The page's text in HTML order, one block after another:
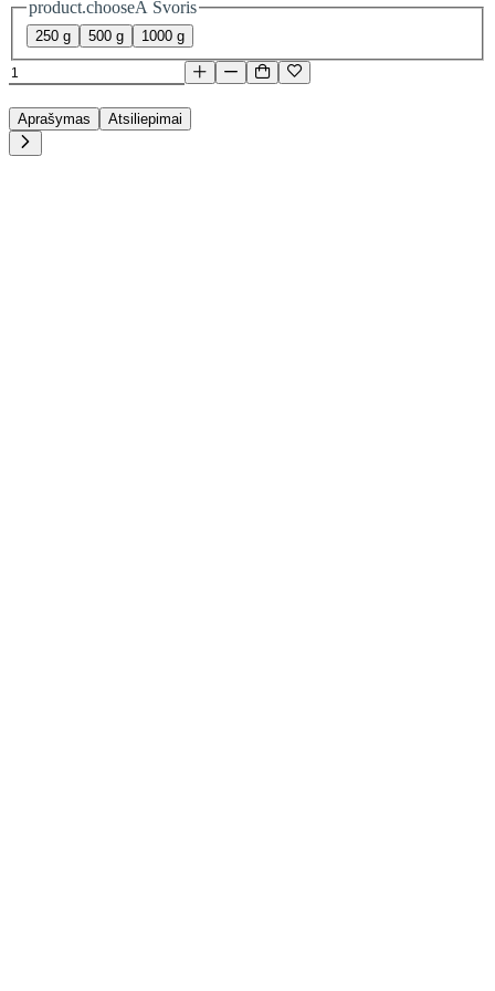
product.chooseA Svoris
250 g 500 g 1000 g
Aprašymas Atsiliepimai